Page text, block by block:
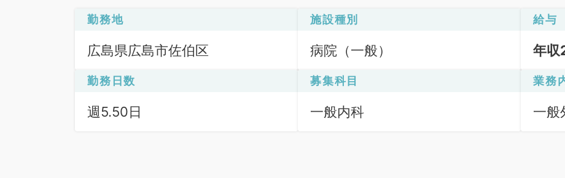
勤務地
広島県広島市佐伯区
施設種別
病院（一般）
給与
年収
勤務日数
週5.50日
募集科目
一般内科
業務
一般